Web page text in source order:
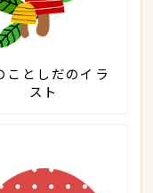
ことしだのイラ
スト